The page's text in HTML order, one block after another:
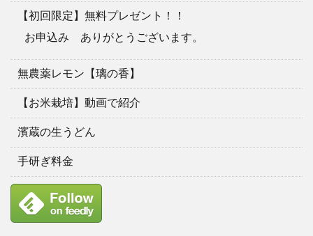
【初回限定】無料プレゼント！！
お申込み ありがとうございます。
無農薬レモン【璃の香】
【お米栽培】動画で紹介
濱蔵の生うどん
手研ぎ料金